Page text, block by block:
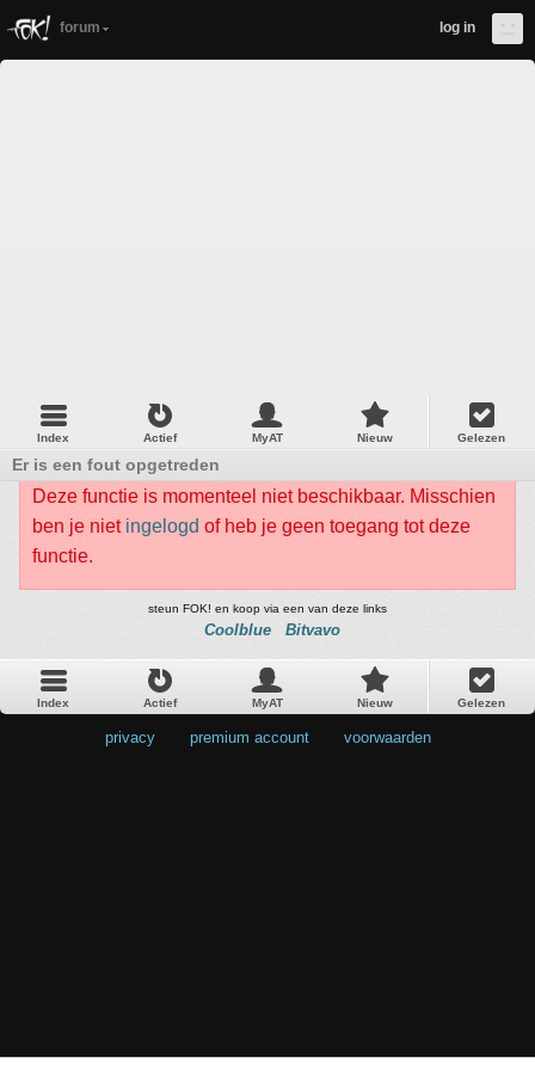
forum log in
Index Actief MyAT Nieuw Gelezen
Er is een fout opgetreden
Deze functie is momenteel niet beschikbaar. Misschien
ben je niet ingelogd of heb je geen toegang tot deze
functie.
steun FOK! en koop via een van deze links
Coolblue Bitvavo
Index Actief MyAT Nieuw Gelezen
privacy premium account voorwaarden